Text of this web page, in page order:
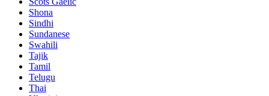
Shona
Sindhi
Sundanese
Swahili
Tajik
Tamil
Telugu
Thai